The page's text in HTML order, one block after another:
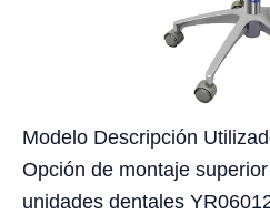
Modelo Descripción
Opción de montaje
unidades dentales